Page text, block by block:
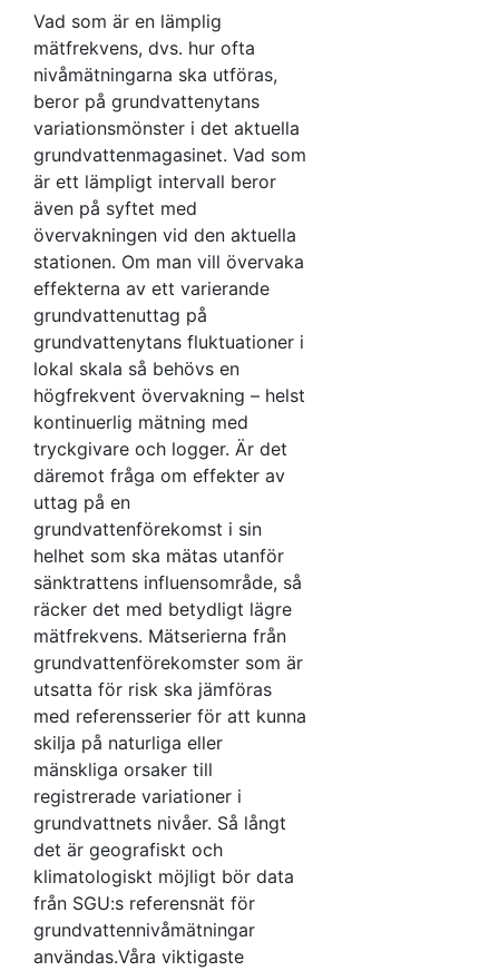
Vad som är en lämplig
mätfrekvens, dvs. hur ofta
nivåmätningarna ska utföras,
beror på grundvattenytans
variationsmönster i det aktuella
grundvattenmagasinet. Vad som
är ett lämpligt intervall beror
även på syftet med
övervakningen vid den aktuella
stationen. Om man vill övervaka
effekterna av ett varierande
grundvattenuttag på
grundvattenytans fluktuationer i
lokal skala så behövs en
högfrekvent övervakning – helst
kontinuerlig mätning med
tryckgivare och logger. Är det
däremot fråga om effekter av
uttag på en
grundvattenförekomst i sin
helhet som ska mätas utanför
sänktrattens influensområde, så
räcker det med betydligt lägre
mätfrekvens. Mätserierna från
grundvattenförekomster som är
utsatta för risk ska jämföras
med referensserier för att kunna
skilja på naturliga eller
mänskliga orsaker till
registrerade variationer i
grundvattnets nivåer. Så långt
det är geografiskt och
klimatologiskt möjligt bör data
från SGU:s referensnät för
grundvattennivåmätningar
användas.Våra viktigaste